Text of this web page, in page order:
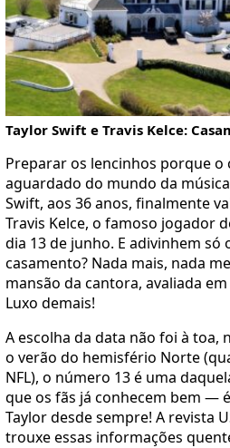
Taylor Swift e Travis Kelce:
Preparar os lencinhos porque o
aguardado do mundo da
Swift, aos 36 anos, finalmente
Travis Kelce, o famoso jogador
dia 13 de junho. E adivinhem só
casamento? Nada mais, nada
mansão da cantora, avaliada
Luxo demais!
A escolha da data não foi à toa,
o verão do hemisfério Norte
NFL), o número 13 é uma
que os fãs já conhecem bem —
Taylor desde sempre! A revista
trouxe essas informações